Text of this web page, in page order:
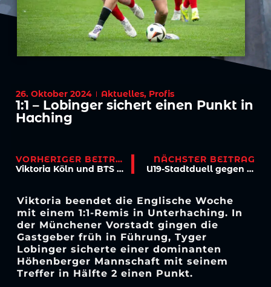
26. Oktober 2024 Aktuelles, Profis
1:1 – Lobinger sichert einen Punkt in
Haching
VORHERIGER BEITRAG
Viktoria Köln und BTS DAF: Starke Partner gehen zusammen nach vorn
NÄCHSTER BEITRAG
U19-Stadtduell gegen FC Live im Free-TV
Viktoria beendet die Englische Woche
mit einem 1:1-Remis in Unterhaching. In
der Münchener Vorstadt gingen die
Gastgeber früh in Führung, Tyger
Lobinger sicherte einer dominanten
Höhenberger Mannschaft mit seinem
Treffer in Hälfte 2 einen Punkt.